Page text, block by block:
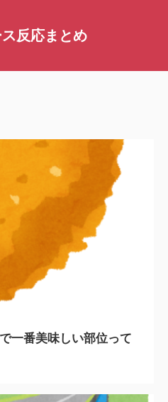
反応まとめ
一番美味しい部位って